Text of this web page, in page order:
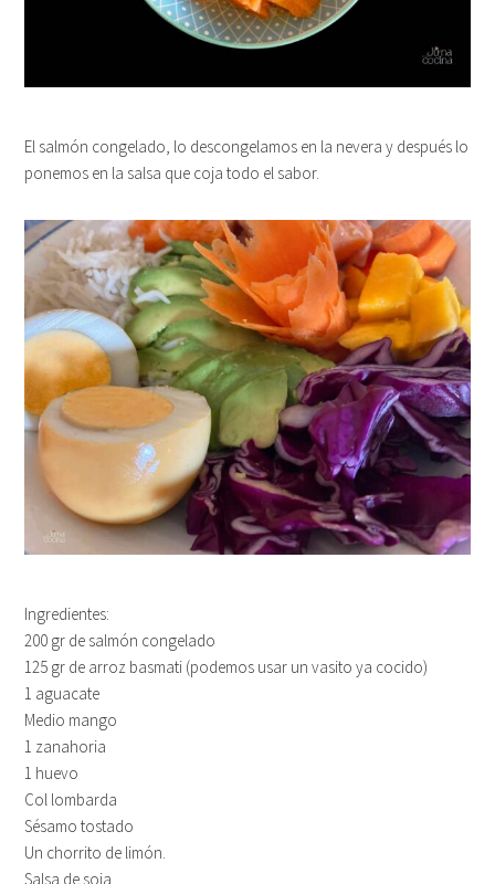
El salmón congelado, lo descongelamos en la nevera y después lo
ponemos en la salsa que coja todo el sabor.
Ingredientes:
200 gr de salmón congelado
125 gr de arroz basmati (podemos usar un vasito ya cocido)
1 aguacate
Medio mango
1 zanahoria
1 huevo
Col lombarda
Sésamo tostado
Un chorrito de limón.
Salsa de soja